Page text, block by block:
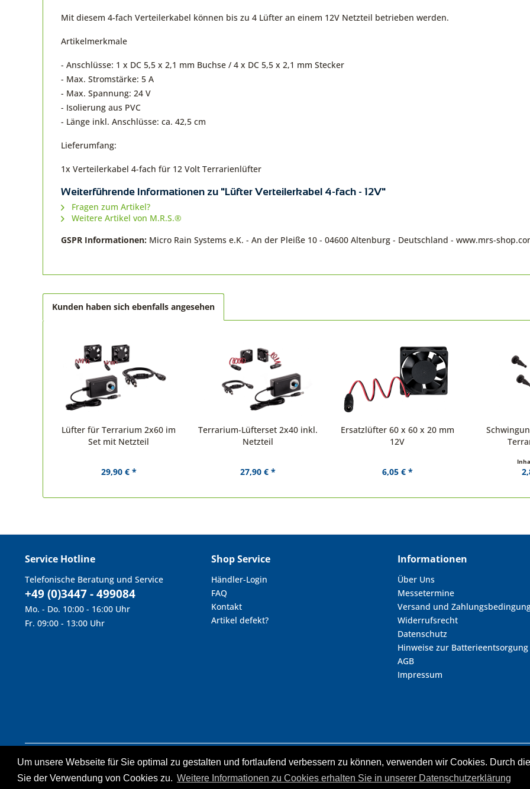
Um unsere Webseite für Sie optimal zu gestalten und fortlaufend verbessern zu können, verwenden wir Cookies. Durch
Sie der Verwendung von Cookies zu. Weitere Informationen zu Cookies erhalten Sie in unserer Datenschutzerklärung
Mit diesem 4-fach Verteilerkabel können bis zu 4 Lüfter an einem 12V Netzteil betrieben werden.
Artikelmerkmale
- Anschlüsse: 1 x DC 5,5 x 2,1 mm Buchse / 4 x DC 5,5 x 2,1 mm Stecker
- Max. Stromstärke: 5 A
- Max. Spannung: 24 V
- Isolierung aus PVC
- Länge inkl. Anschlüsse: ca. 42,5 cm
Lieferumfang:
1x Verteilerkabel 4-fach für 12 Volt Terrarienlüfter
Weiterführende Informationen zu "Lüfter Verteilerkabel 4-fach - 12V"
Fragen zum Artikel?
Weitere Artikel von M.R.S.®
GSPR Informationen: Micro Rain Systems e.K. - An der Pleiße 10 - 04600 Altenburg - Deutschland - www.mrs-
Kunden haben sich ebenfalls angesehen
Lüfter für Terrarium 2x60 im
Set mit Netzteil
29,90 € *
Terrarium-Lüfterset 2x40 inkl.
Netzteil
27,90 € *
Ersatzlüfter 60 x 60 x 20 mm
12V
6,05 € *
Service Hotline
Telefonische Beratung und Service
+49 (0)3447 - 499084
Mo. - Do. 10:00 - 16:00 Uhr
Fr. 09:00 - 13:00 Uhr
Shop Service
Händler-Login
FAQ
Kontakt
Artikel defekt?
Informationen
Über Uns
Messetermine
Versand und
Widerrufsrecht
Datenschutz
Hinweise zur Batterieentsorgung
AGB
Impressum
* Alle Preise inkl. gesetzl. Mehrwertsteuer zzgl.Versandkostenund ggf. Nachnahmegebühren, wenn
Statt- und durchgestrichene Preisangaben beziehen sich auf unseren vorherigen